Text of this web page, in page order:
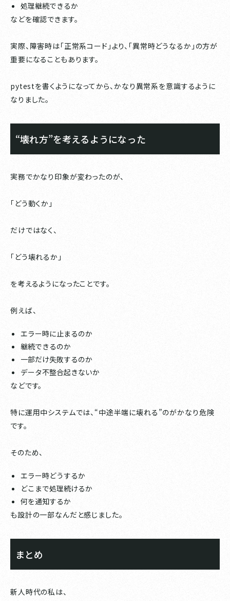
処理継続できるか
などを確認できます。
実際、障害時は「正常系コード」より、「異常時どうなるか」の方が
重要になることもあります。
pytestを書くようになってから、かなり異常系を意識するように
なりました。
“壊れ方”を考えるようになった
実務でかなり印象が変わったのが、
「どう動くか」
だけではなく、
「どう壊れるか」
を考えるようになったことです。
例えば、
エラー時に止まるのか
継続できるのか
一部だけ失敗するのか
データ不整合起きないか
などです。
特に運用中システムでは、“中途半端に壊れる”のがかなり危険
です。
そのため、
エラー時どうするか
どこまで処理続けるか
何を通知するか
も設計の一部なんだと感じました。
まとめ
新人時代の私は、